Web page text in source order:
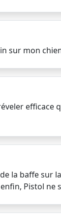
sur mon
efficace
la baffe sur
Pistol